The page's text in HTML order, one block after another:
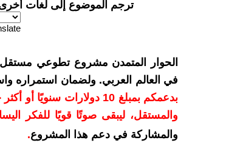
ترجم الموضوع إلى لغات
الحوار المتمدن مشروع تطوعي مستقل
في العالم العربي. ولضمان استمراره
بدعمكم بمبلغ 10 دولارات
والمستقل، ليبقى صوتًا قويًا للفكر
والمشاركة في دعم هذا المشروع.